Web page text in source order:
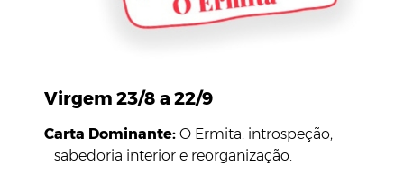
Virgem 23/8 a 22/9
Carta Dominante: O Ermita: introspeção,
sabedoria interior e reorganização.